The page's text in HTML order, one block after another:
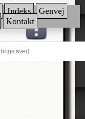
Indeks
Genvej
Kontakt